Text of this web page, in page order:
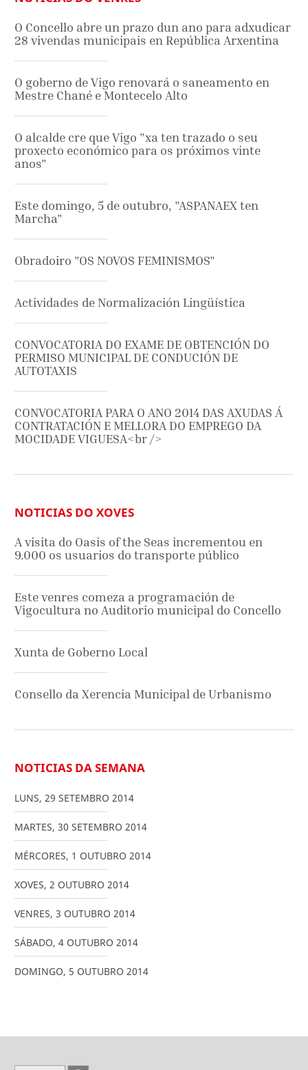
O Concello abre un prazo dun ano para adxudicar
28 vivendas municipais en República Arxentina
O goberno de Vigo renovará o saneamento en
Mestre Chané e Montecelo Alto
O alcalde cre que Vigo "xa ten trazado o seu
proxecto económico para os próximos vinte
anos"
Este domingo, 5 de outubro, "ASPANAEX ten
Marcha"
Obradoiro "OS NOVOS FEMINISMOS"
Actividades de Normalización Lingüística
CONVOCATORIA DO EXAME DE OBTENCIÓN DO
PERMISO MUNICIPAL DE CONDUCIÓN DE
AUTOTAXIS
CONVOCATORIA PARA O ANO 2014 DAS AXUDAS Á
CONTRATACIÓN E MELLORA DO EMPREGO DA
MOCIDADE VIGUESA<br />
NOTICIAS DO XOVES
A visita do Oasis of the Seas incrementou en
9.000 os usuarios do transporte público
Este venres comeza a programación de
Vigocultura no Auditorio municipal do Concello
Xunta de Goberno Local
Consello da Xerencia Municipal de Urbanismo
NOTICIAS DA SEMANA
LUNS, 29 SETEMBRO 2014
MARTES, 30 SETEMBRO 2014
MÉRCORES, 1 OUTUBRO 2014
XOVES, 2 OUTUBRO 2014
VENRES, 3 OUTUBRO 2014
SÁBADO, 4 OUTUBRO 2014
DOMINGO, 5 OUTUBRO 2014